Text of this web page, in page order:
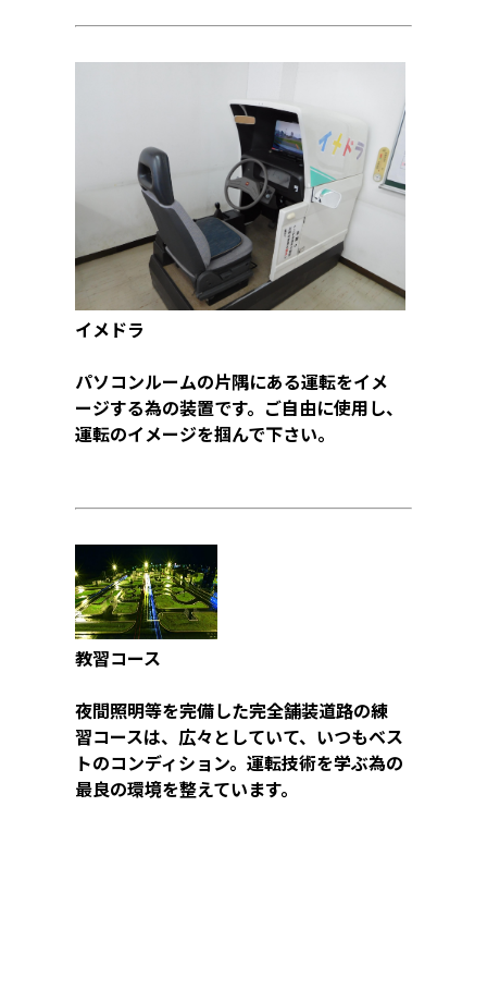
イメドラ
パソコンルームの片隅にある運転をイメ
ージする為の装置です。ご自由に使用し、
運転のイメージを掴んで下さい。
教習コース
夜間照明等を完備した完全舗装道路の練
習コースは、広々としていて、いつもベス
トのコンディション。運転技術を学ぶ為の
最良の環境を整えています。